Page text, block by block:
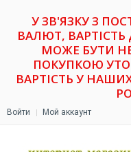
У ЗВ'ЯЗКУ З
ВАЛЮТ, ВАРТІСТЬ
МОЖЕ БУТИ
ПОКУПКОЮ
ВАРТІСТЬ У
Войти Мой аккаунт